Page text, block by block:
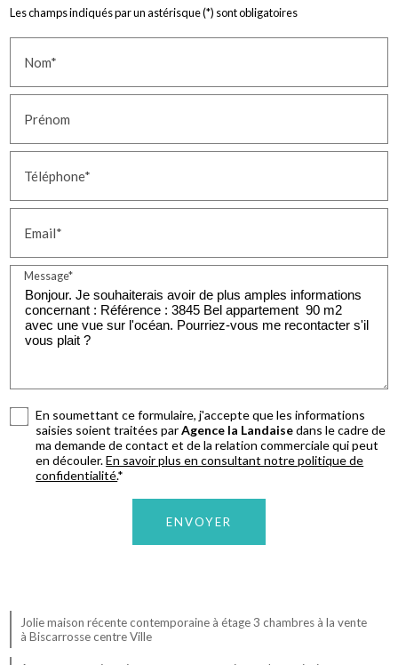
Les champs indiqués par un astérisque (*) sont obligatoires
Nom*
Prénom
Téléphone*
Email*
Message*
En soumettant ce formulaire, j'accepte que les informations
saisies soient traitées parAgence la Landaisedans le cadre de
ma demande de contact et de la relation commerciale qui peut
en découler.En savoir plus en consultant notre politique de
confidentialité.*
Jolie maison récente contemporaine à étage 3 chambres à la vente
à Biscarrosse centre Ville